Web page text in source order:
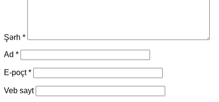
Şərh *
Ad *
E-poçt*
Veb sayt